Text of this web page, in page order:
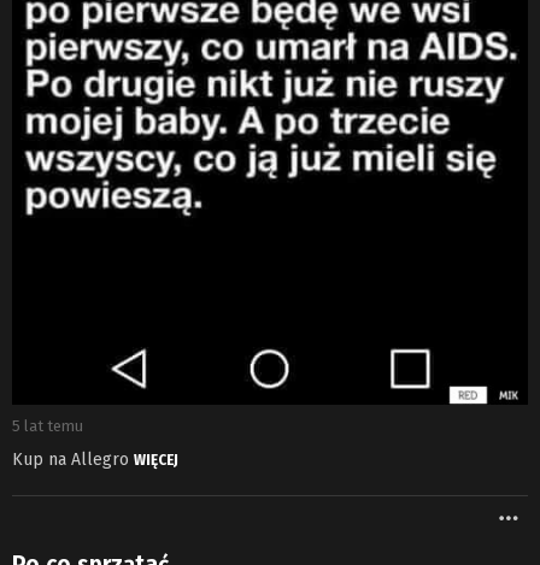
5 lat temu
Kup na Allegro WIĘCEJ